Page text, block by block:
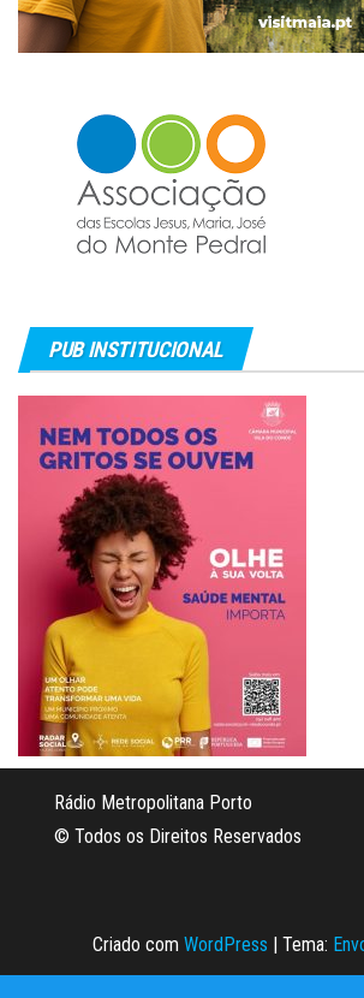
PUB INSTITUCIONAL
Rádio Metropolitana Porto
© Todos os Direitos Reservados
Criado com WordPress Tema: